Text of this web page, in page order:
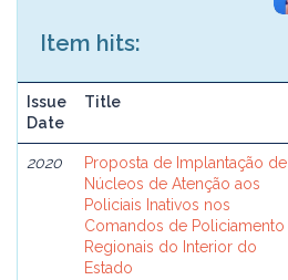
Item hits:
Issue
Date
Title
2020
Proposta de Implantação de
Núcleos de Atenção aos
Policiais Inativos nos
Comandos de Policiamento
Regionais do Interior do
Estado